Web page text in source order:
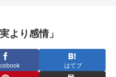
より感情」
はてブ